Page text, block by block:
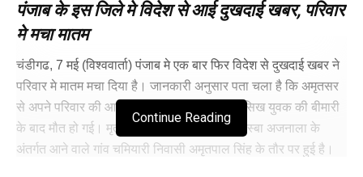
पंजाब के इस जिले मे विदेश से आई दुखदाई खबर, परिवार
मे मचा मातम
चंडीगढ, 7 मई (विश्ववार्ता) पंजाब मे एक बार फिर विदेश से दुखदाई खबर ने
परिवार मे मातम मचा दिया है। जानकारी अनुसार पता चला है कि अमृतसर
से अपने परिवार की आर्थिक मदद के लिए इंग्लैंड गए सिख युवक की बीमारी
के बाद मौत हो गई। मृतक की पहचान अमृतसर के कस्बा अजनाला के
अंतर्गत आने वाले गांव चमियारी निवासी अमृतपाल सिंह के तौर पर हुई है।
Continue Reading